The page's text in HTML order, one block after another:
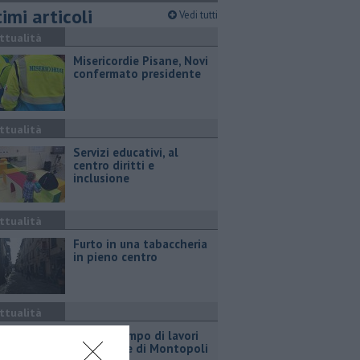
articoli Vedi tutti
Misericordie Pisane, Novi
confermato presidente
Servizi educativi, al
centro diritti e
inclusione
Furto in una tabaccheria
in pieno centro
Estate, tempo di lavori
alle scuole di Montopoli